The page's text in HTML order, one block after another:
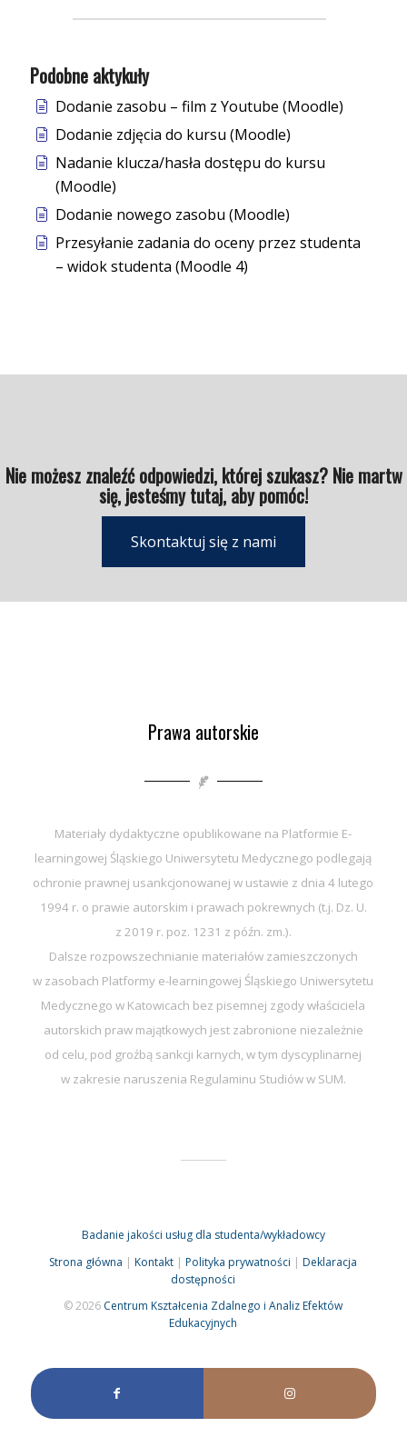
Podobne aktykuły
Dodanie zasobu – film z Youtube (Moodle)
Dodanie zdjęcia do kursu (Moodle)
Nadanie klucza/hasła dostępu do kursu
(Moodle)
Dodanie nowego zasobu (Moodle)
Przesyłanie zadania do oceny przez studenta
– widok studenta (Moodle 4)
Nie możesz znaleźć odpowiedzi, której szukasz? Nie martw
się, jesteśmy tutaj, aby pomóc!
Skontaktuj się z nami
Prawa autorskie
Materiały dydaktyczne opublikowane na Platformie E-
learningowej Śląskiego Uniwersytetu Medycznego podlegają
ochronie prawnej usankcjonowanej w ustawie z dnia 4 lutego
1994 r. o prawie autorskim i prawach pokrewnych (t.j. Dz. U.
z 2019 r. poz. 1231 z późn. zm.).
Dalsze rozpowszechnianie materiałów zamieszczonych
w zasobach Platformy e-learningowej Śląskiego Uniwersytetu
Medycznego w Katowicach bez pisemnej zgody właściciela
autorskich praw majątkowych jest zabronione niezależnie
od celu, pod groźbą sankcji karnych, w tym dyscyplinarnej
w zakresie naruszenia Regulaminu Studiów w SUM.
Badanie jakości usług dla studenta/wykładowcy
Strona główna |Kontakt |Polityka prywatności |Deklaracja
dostępności
© 2026 Centrum Kształcenia Zdalnego i Analiz Efektów
Edukacyjnych